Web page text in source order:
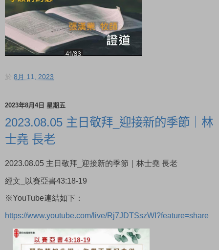
於 8月 11, 2023
2023年8月4日 星期五
2023.08.05 主日敬拜_迎接新的季節｜林
士堯 長老
2023.08.05 主日敬拜_迎接新的季節｜林士堯 長老
經文_以賽亞書43:18-19
※YouTube連結如下：
https://www.youtube.com/live/Rj7JDTSszWI?feature=share